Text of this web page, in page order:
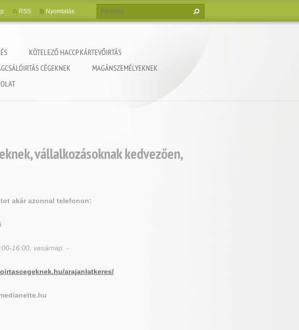
KÖTELEZŐ HACCP KÁRTEVŐIRTÁS
CÉGEKNEK
MAGÁNSZEMÉLYEKNEK
RSS Nyomtatás
vállalkozásoknak kedvezően,
akár azonnal telefonon:
16:00, vasárnap: -
arajanlatkeres/